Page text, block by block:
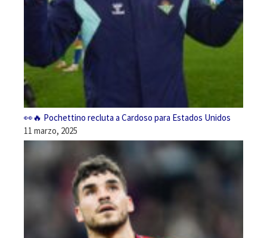
👀🔥 Pochettino recluta a Cardoso para Estados Unidos
11 marzo, 2025